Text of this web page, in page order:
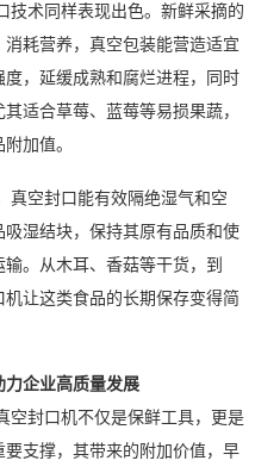
技术同样表现出色。新鲜采摘的
耗营养，真空包装能营造适宜
，延缓成熟和腐烂进程，同时
适合草莓、蓝莓等易损果蔬，
加值。
真空封口能有效隔绝湿气和空
湿结块，保持其原有品质和使
。从木耳、香菇等干货，到
让这类食品的长期保存变得简
力企业高质量发展
空封口机不仅是保鲜工具，更是
支撑，其带来的附加价值，早